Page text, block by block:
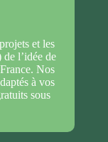
et les
de l’idée de
Nos
à vos
sous